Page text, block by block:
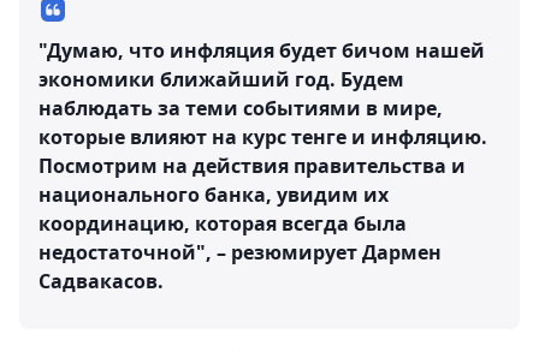
"Думаю, что инфляция будет бичом нашей
экономики ближайший год. Будем
наблюдать за теми событиями в мире,
которые влияют на курс тенге и инфляцию.
Посмотрим на действия правительства и
национального банка, увидим их
координацию, которая всегда была
недостаточной", – резюмирует Дармен
Садвакасов.